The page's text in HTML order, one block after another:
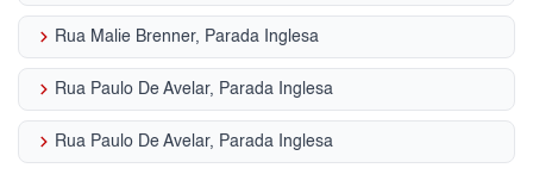
keyboard_arrow_right Rua Malie Brenner, Parada Inglesa
keyboard_arrow_right Rua Paulo De Avelar, Parada Inglesa
keyboard_arrow_right Rua Paulo De Avelar, Parada Inglesa